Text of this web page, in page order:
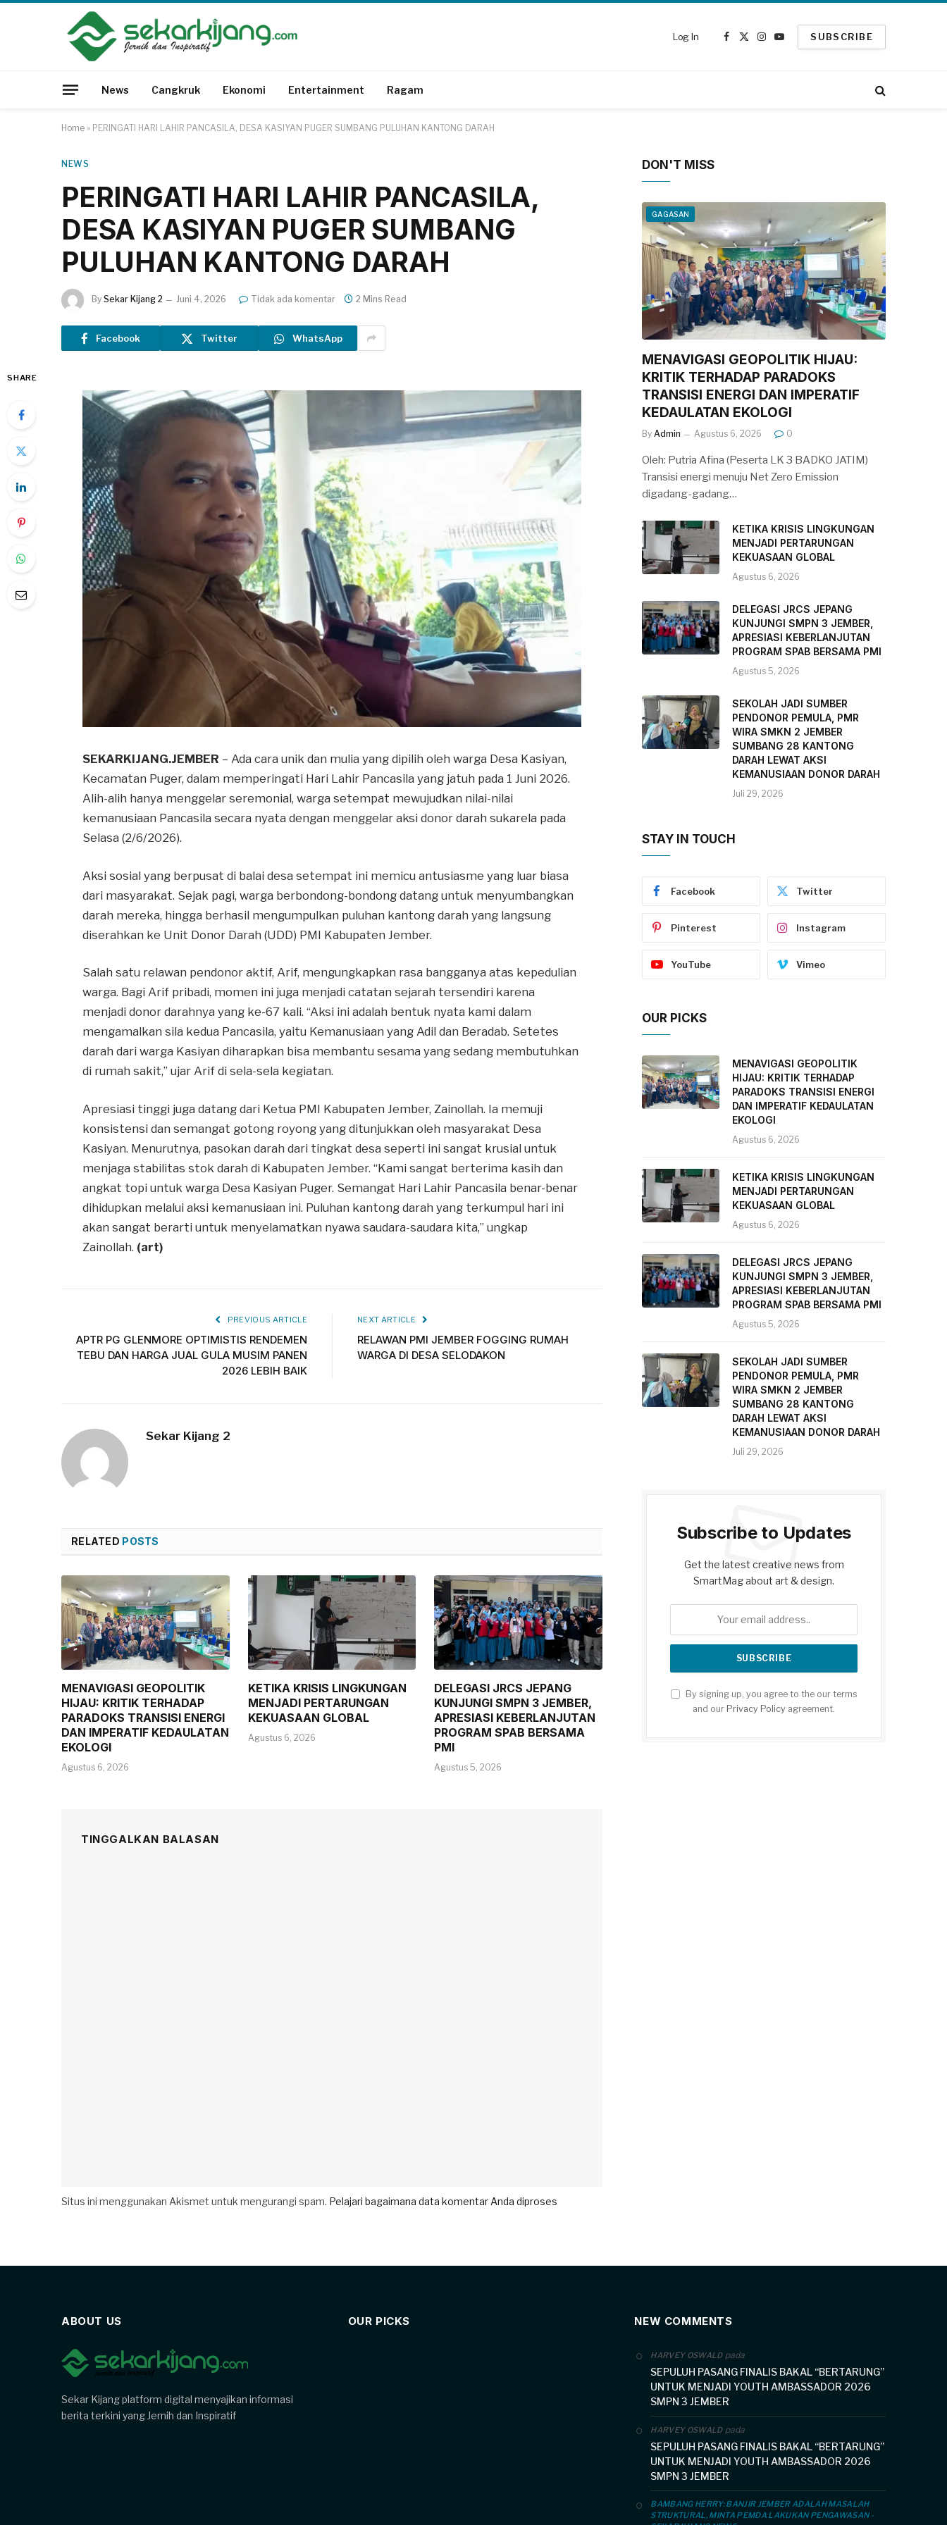
Log In
Facebook
X
Instagram
YouTube
SUBSCRIBE
News Cangkruk Ekonomi Entertainment Ragam
Home » PERINGATI HARI LAHIR PANCASILA, DESA KASIYAN PUGER SUMBANG PULUHAN KANTONG DARAH
NEWS
PERINGATI HARI LAHIR PANCASILA,
DESA KASIYAN PUGER SUMBANG
PULUHAN KANTONG DARAH
By Sekar Kijang 2 Juni 4, 2026 Tidak ada komentar 2 Mins Read
Facebook Twitter WhatsApp
SHARE
SEKARKIJANG.JEMBER – Ada cara unik dan mulia yang dipilih oleh warga Desa Kasiyan,
Kecamatan Puger, dalam memperingati Hari Lahir Pancasila yang jatuh pada 1 Juni 2026.
Alih-alih hanya menggelar seremonial, warga setempat mewujudkan nilai-nilai
kemanusiaan Pancasila secara nyata dengan menggelar aksi donor darah sukarela pada
Selasa (2/6/2026).
Aksi sosial yang berpusat di balai desa setempat ini memicu antusiasme yang luar biasa
dari masyarakat. Sejak pagi, warga berbondong-bondong datang untuk menyumbangkan
darah mereka, hingga berhasil mengumpulkan puluhan kantong darah yang langsung
diserahkan ke Unit Donor Darah (UDD) PMI Kabupaten Jember.
Salah satu relawan pendonor aktif, Arif, mengungkapkan rasa bangganya atas kepedulian
warga. Bagi Arif pribadi, momen ini juga menjadi catatan sejarah tersendiri karena
menjadi donor darahnya yang ke-67 kali. “Aksi ini adalah bentuk nyata kami dalam
mengamalkan sila kedua Pancasila, yaitu Kemanusiaan yang Adil dan Beradab. Setetes
darah dari warga Kasiyan diharapkan bisa membantu sesama yang sedang membutuhkan
di rumah sakit,” ujar Arif di sela-sela kegiatan.
Apresiasi tinggi juga datang dari Ketua PMI Kabupaten Jember, Zainollah. Ia memuji
konsistensi dan semangat gotong royong yang ditunjukkan oleh masyarakat Desa
Kasiyan. Menurutnya, pasokan darah dari tingkat desa seperti ini sangat krusial untuk
menjaga stabilitas stok darah di Kabupaten Jember. “Kami sangat berterima kasih dan
angkat topi untuk warga Desa Kasiyan Puger. Semangat Hari Lahir Pancasila benar-benar
dihidupkan melalui aksi kemanusiaan ini. Puluhan kantong darah yang terkumpul hari ini
akan sangat berarti untuk menyelamatkan nyawa saudara-saudara kita,” ungkap
Zainollah. (art)
PREVIOUS ARTICLE
APTR PG GLENMORE OPTIMISTIS RENDEMEN
TEBU DAN HARGA JUAL GULA MUSIM PANEN
2026 LEBIH BAIK
NEXT ARTICLE
RELAWAN PMI JEMBER FOGGING RUMAH
WARGA DI DESA SELODAKON
Sekar Kijang 2
RELATED POSTS
MENAVIGASI GEOPOLITIK
HIJAU: KRITIK TERHADAP
PARADOKS TRANSISI ENERGI
DAN IMPERATIF KEDAULATAN
EKOLOGI
Agustus 6, 2026
KETIKA KRISIS LINGKUNGAN
MENJADI PERTARUNGAN
KEKUASAAN GLOBAL
Agustus 6, 2026
DELEGASI JRCS JEPANG
KUNJUNGI SMPN 3 JEMBER,
APRESIASI KEBERLANJUTAN
PROGRAM SPAB BERSAMA
PMI
Agustus 5, 2026
TINGGALKAN BALASAN
Situs ini menggunakan Akismet untuk mengurangi spam. Pelajari bagaimana data komentar Anda diproses
DON'T MISS
GAGASAN
MENAVIGASI GEOPOLITIK HIJAU:
KRITIK TERHADAP PARADOKS
TRANSISI ENERGI DAN IMPERATIF
KEDAULATAN EKOLOGI
By Admin Agustus 6, 2026 0
Oleh: Putria Afina (Peserta LK 3 BADKO JATIM)
Transisi energi menuju Net Zero Emission
digadang-gadang…
KETIKA KRISIS LINGKUNGAN
MENJADI PERTARUNGAN
KEKUASAAN GLOBAL
Agustus 6, 2026
DELEGASI JRCS JEPANG
KUNJUNGI SMPN 3 JEMBER,
APRESIASI KEBERLANJUTAN
PROGRAM SPAB BERSAMA PMI
Agustus 5, 2026
SEKOLAH JADI SUMBER
PENDONOR PEMULA, PMR
WIRA SMKN 2 JEMBER
SUMBANG 28 KANTONG
DARAH LEWAT AKSI
KEMANUSIAAN DONOR DARAH
Juli 29, 2026
STAY IN TOUCH
Facebook Twitter
Pinterest Instagram
YouTube Vimeo
OUR PICKS
MENAVIGASI GEOPOLITIK
HIJAU: KRITIK TERHADAP
PARADOKS TRANSISI ENERGI
DAN IMPERATIF KEDAULATAN
EKOLOGI
Agustus 6, 2026
KETIKA KRISIS LINGKUNGAN
MENJADI PERTARUNGAN
KEKUASAAN GLOBAL
Agustus 6, 2026
DELEGASI JRCS JEPANG
KUNJUNGI SMPN 3 JEMBER,
APRESIASI KEBERLANJUTAN
PROGRAM SPAB BERSAMA PMI
Agustus 5, 2026
SEKOLAH JADI SUMBER
PENDONOR PEMULA, PMR
WIRA SMKN 2 JEMBER
SUMBANG 28 KANTONG
DARAH LEWAT AKSI
KEMANUSIAAN DONOR DARAH
Juli 29, 2026
Subscribe to Updates
Get the latest creative news from
SmartMag about art & design.
By signing up, you agree to the our terms
and our Privacy Policy agreement.
ABOUT US
Sekar Kijang platform digital menyajikan informasi
berita terkini yang Jernih dan Inspiratif
OUR PICKS NEW COMMENTS
HARVEY OSWALDpada
SEPULUH PASANG FINALIS BAKAL “BERTARUNG”
UNTUK MENJADI YOUTH AMBASSADOR 2026
SMPN 3 JEMBER
HARVEY OSWALDpada
SEPULUH PASANG FINALIS BAKAL “BERTARUNG”
UNTUK MENJADI YOUTH AMBASSADOR 2026
SMPN 3 JEMBER
BAMBANG HERRY: BANJIR JEMBER ADALAH MASALAH
STRUKTURAL, MINTA PEMDA LAKUKAN PENGAWASAN -